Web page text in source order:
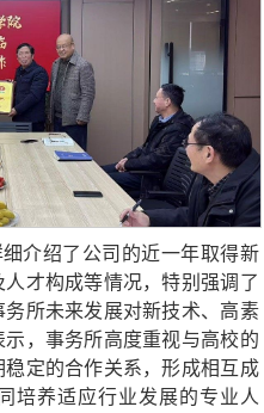
介绍了公司的近一年取得新
才构成等情况，特别强调了
所未来发展对新技术、高素
，事务所高度重视与高校的
定的合作关系，形成相互成
培养适应行业发展的专业人